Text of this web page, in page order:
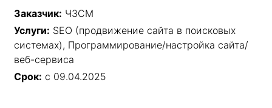
Заказчик: ЧЗСМ
Услуги: SEO (продвижение сайта в поисковых
системах), Программирование/настройка сайта/
веб-сервиса
Срок: с 09.04.2025